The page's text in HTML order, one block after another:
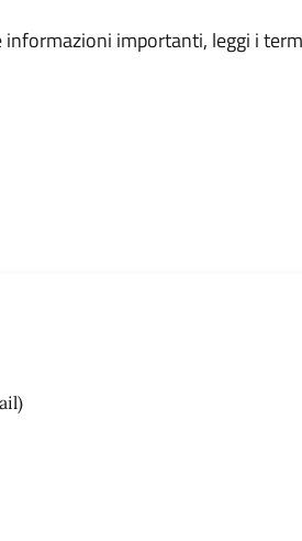
informazioni importanti, leggi i